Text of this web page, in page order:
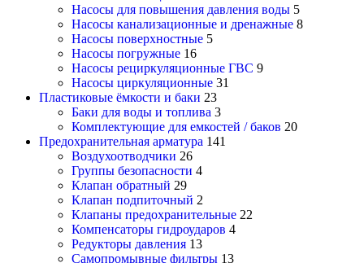
Насосы для повышения давления воды 5
Насосы канализационные и дренажные 8
Насосы поверхностные 5
Насосы погружные 16
Насосы рециркуляционные ГВС 9
Насосы циркуляционные 31
Пластиковые ёмкости и баки 23
Баки для воды и топлива 3
Комплектующие для емкостей / баков 20
Предохранительная арматура 141
Воздухоотводчики 26
Группы безопасности 4
Клапан обратный 29
Клапан подпиточный 2
Клапаны предохранительные 22
Компенсаторы гидроударов 4
Редукторы давления 13
Самопромывные фильтры 13